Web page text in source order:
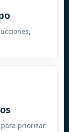
para priorizar